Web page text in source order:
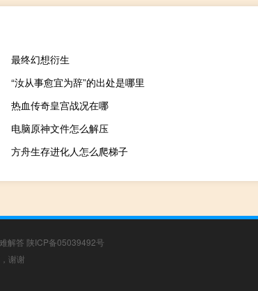
最终幻想衍生
“汝从事愈宜为辞”的出处是哪里
热血传奇皇宫战况在哪
电脑原神文件怎么解压
方舟生存进化人怎么爬梯子
解答 陕ICP备05039492号
谢谢